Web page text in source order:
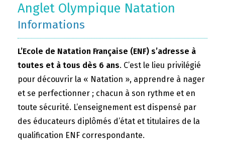
Anglet Olympique Natation
Informations
L’Ecole de Natation Française (ENF) s’adresse à
toutes et à tous dès 6 ans. C’est le lieu privilégié
pour découvrir la « Natation », apprendre à nager
et se perfectionner ; chacun à son rythme et en
toute sécurité. L’enseignement est dispensé par
des éducateurs diplômés d’état et titulaires de la
qualification ENF correspondante.